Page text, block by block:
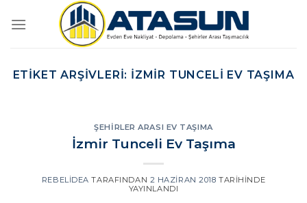
atla
ETIKET ARŞIVLERI: İZMIR TUNCELI EV TAŞIMA
ŞEHIRLER ARASI EV TAŞIMA
İzmir Tunceli Ev Taşıma
REBELIDEA TARAFINDAN 2 HAZIRAN 2018 TARIHINDE
YAYINLANDI